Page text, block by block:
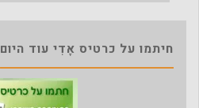
חיתמו על כרטיס אָדִי עוד היום